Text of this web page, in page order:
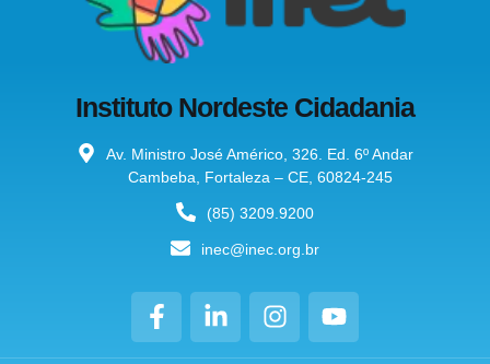
Instituto Nordeste Cidadania
Av. Ministro José Américo, 326. Ed. 6º Andar
Cambeba, Fortaleza – CE, 60824-245
(85) 3209.9200
inec@inec.org.br